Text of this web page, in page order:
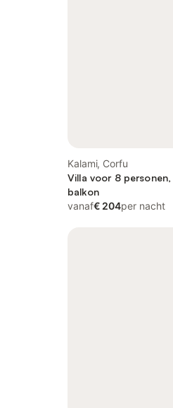
Kalami, Corfu
Villa voor 8
balkon
vanaf€ 204per nacht